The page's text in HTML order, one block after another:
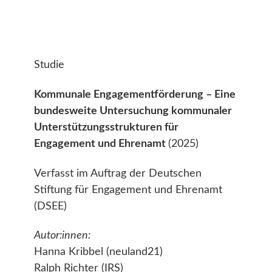
Studie
Kommunale Engagementförderung – Eine
bundesweite Untersuchung kommunaler
Unterstützungsstrukturen für
Engagement und Ehrenamt (2025)
Verfasst im Auftrag der Deutschen
Stiftung für Engagement und Ehrenamt
(DSEE)
Autor:innen:
Hanna Kribbel (neuland21)
Ralph Richter (IRS)